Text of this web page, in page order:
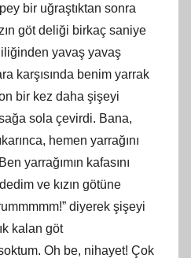
bir uğraştıktan sonra
göt deliği birkaç saniye
yavaş yavaş
karşısında benim yarrak
bir kez daha şişeyi
sola çevirdi. Bana,
hemen yarrağını
yarrağımın kafasını
ve kızın götüne
diyerek şişeyi
kalan göt
Oh be, nihayet! Çok